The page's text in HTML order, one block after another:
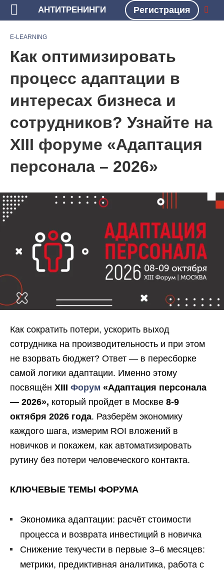
АНТИТРЕНИНГИ Регистрация
БЛОГ
E-LEARNING
Как оптимизировать
процесс адаптации в
интересах бизнеса и
сотрудников? Узнайте на
XIII форуме «Адаптация
персонала – 2026»
Как сократить потери, ускорить выход
сотрудника на производительность и при этом
не взорвать бюджет? Ответ — в пересборке
самой логики адаптации. Именно этому
посвящён XIII Форум «Адаптация персонала
— 2026», который пройдет в Москве 8-9
октября 2026 года. Разберём экономику
каждого шага, измерим ROI вложений в
новичков и покажем, как автоматизировать
рутину без потери человеческого контакта.
КЛЮЧЕВЫЕ ТЕМЫ ФОРУМА
Экономика адаптации: расчёт стоимости
процесса и возврата инвестиций в новичка
Снижение текучести в первые 3–6 месяцев:
метрики, предиктивная аналитика, работа с